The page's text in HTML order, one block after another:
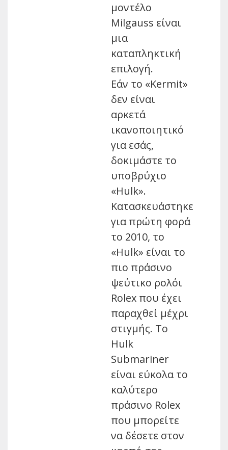
μοντέλο
Milgauss είναι
μια
καταπληκτική
επιλογή.
Εάν το «Kermit»
δεν είναι
αρκετά
ικανοποιητικό
για εσάς,
δοκιμάστε το
υποβρύχιο
«Hulk».
Κατασκευάστηκε
για πρώτη φορά
το 2010, το
«Hulk» είναι το
πιο πράσινο
ψεύτικο ρολόι
Rolex που έχει
παραχθεί μέχρι
στιγμής. Το
Hulk
Submariner
είναι εύκολα το
καλύτερο
πράσινο Rolex
που μπορείτε
να δέσετε στον